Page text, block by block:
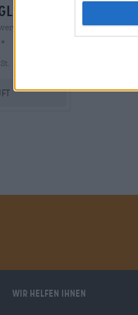
Wir helfen Ihnen